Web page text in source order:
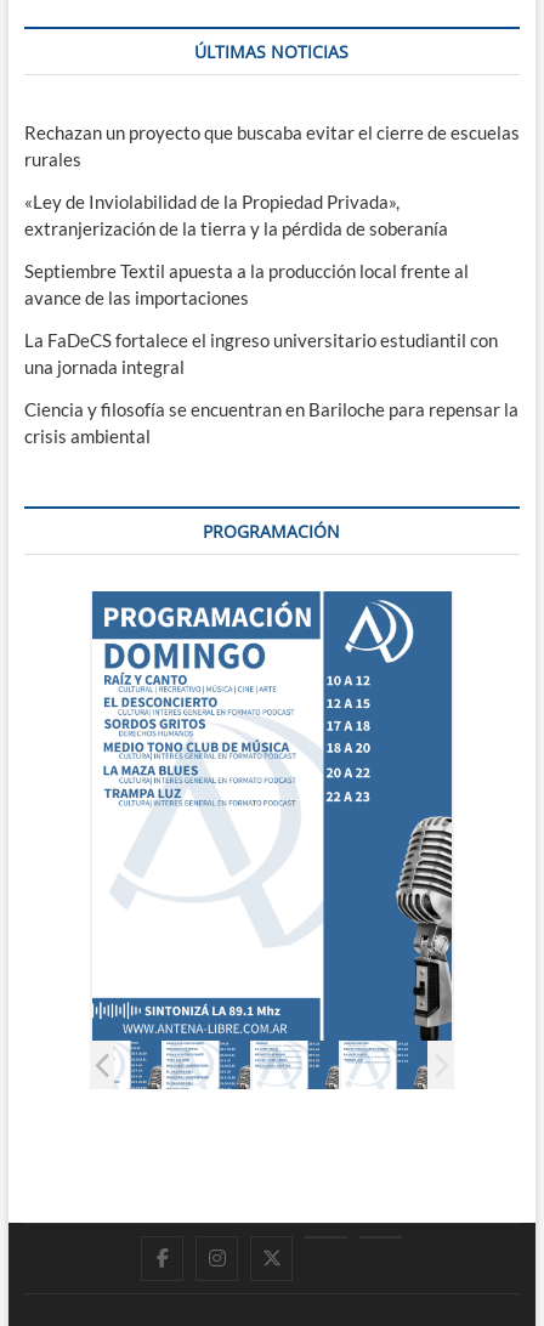
ÚLTIMAS NOTICIAS
Rechazan un proyecto que buscaba evitar el cierre de escuelas
rurales
«Ley de Inviolabilidad de la Propiedad Privada»,
extranjerización de la tierra y la pérdida de soberanía
Septiembre Textil apuesta a la producción local frente al
avance de las importaciones
La FaDeCS fortalece el ingreso universitario estudiantil con
una jornada integral
Ciencia y filosofía se encuentran en Bariloche para repensar la
crisis ambiental
PROGRAMACIÓN
FacebookInstagram